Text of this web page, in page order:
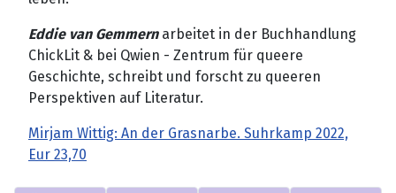
Eddie van Gemmernarbeitet in der Buchhandlung
ChickLit & bei Qwien - Zentrum für queere
Geschichte, schreibt und forscht zu queeren
Perspektiven auf Literatur.
Mirjam Wittig: An der Grasnarbe. Suhrkamp 2022,
Eur 23,70